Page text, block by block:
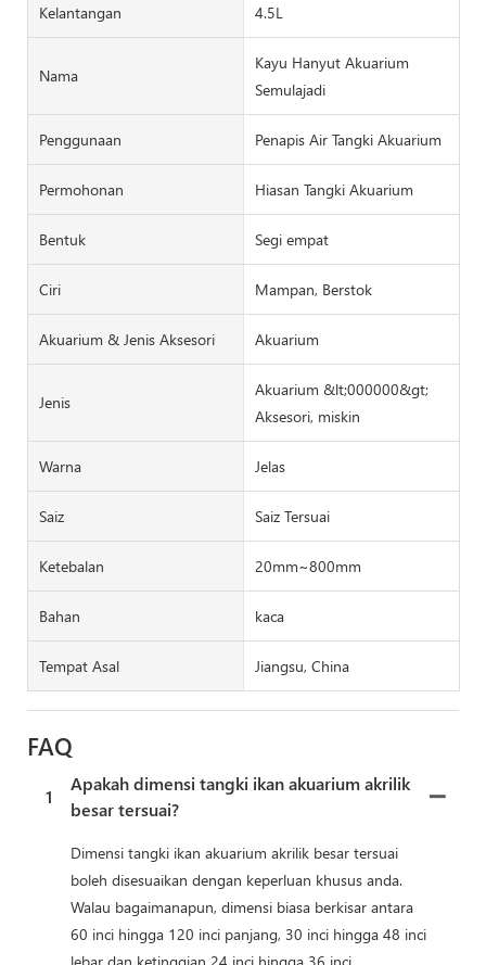
Kelantangan 4.5L
Nama
Kayu Hanyut Akuarium
Semulajadi
Penggunaan Penapis Air Tangki Akuarium
Permohonan Hiasan Tangki Akuarium
Bentuk Segi empat
Ciri Mampan, Berstok
Akuarium & Jenis Aksesori Akuarium
Jenis
Akuarium &lt;000000&gt;
Aksesori, miskin
Warna Jelas
Saiz Saiz Tersuai
Ketebalan 20mm~800mm
Bahan kaca
Tempat Asal Jiangsu, China
FAQ
1
Apakah dimensi tangki ikan akuarium akrilik
besar tersuai?
Dimensi tangki ikan akuarium akrilik besar tersuai
boleh disesuaikan dengan keperluan khusus anda.
Walau bagaimanapun, dimensi biasa berkisar antara
60 inci hingga 120 inci panjang, 30 inci hingga 48 inci
lebar dan ketinggian 24 inci hingga 36 inci.